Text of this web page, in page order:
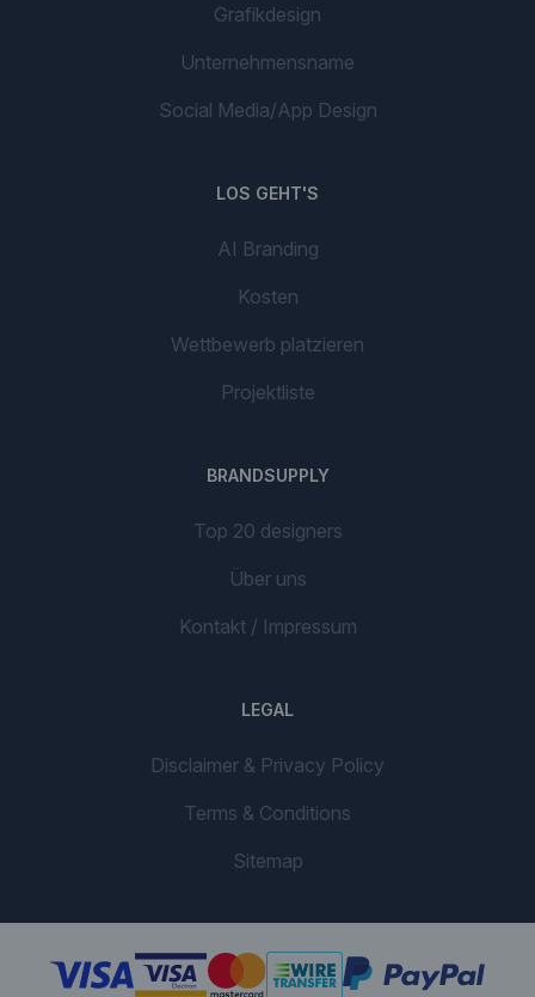
Grafikdesign
Unternehmensname
Social Media/App Design
LOS GEHT'S
AI Branding
Kosten
Wettbewerb platzieren
Projektliste
BRANDSUPPLY
Top 20 designers
Über uns
Kontakt / Impressum
LEGAL
Disclaimer & Privacy Policy
Terms & Conditions
Sitemap